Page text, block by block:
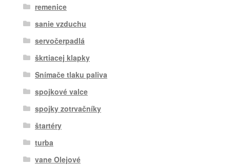
remenice
sanie vzduchu
servočerpadlá
škrtiacej klapky
Snímače tlaku paliva
spojkové valce
spojky zotrvačníky
štartéry
turba
vane Olejové